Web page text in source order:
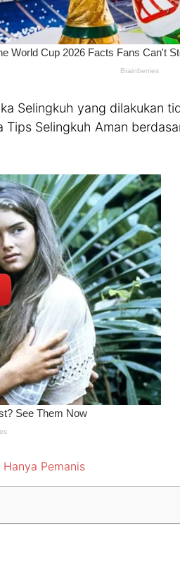
Selingkuh yang dilakukan
Selingkuh Aman
Pemanis